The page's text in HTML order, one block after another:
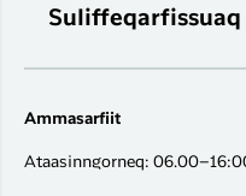
Suliffeqarfissuaq
Ammasarfiit
Ataasinngorneq: